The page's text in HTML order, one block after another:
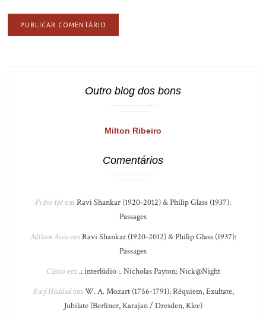
Outro blog dos bons
Milton Ribeiro
Comentários
Pedro Ipêem Ravi Shankar (1920-2012) & Philip Glass (1937):
Passages
Adilson Assisem Ravi Shankar (1920-2012) & Philip Glass (1937):
Passages
Cássioem .: interlúdio :. Nicholas Payton: Nick@Night
Raif Haddadem W. A. Mozart (1756-1791): Réquiem, Exultate,
Jubilate (Berliner, Karajan / Dresden, Klee)